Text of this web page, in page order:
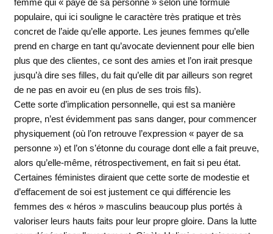
femme qui « paye de sa personne » selon une formule
populaire, qui ici souligne le caractère très pratique et très
concret de l’aide qu’elle apporte. Les jeunes femmes qu’elle
prend en charge en tant qu’avocate deviennent pour elle bien
plus que des clientes, ce sont des amies et l’on irait presque
jusqu’à dire ses filles, du fait qu’elle dit par ailleurs son regret
de ne pas en avoir eu (en plus de ses trois fils).
Cette sorte d’implication personnelle, qui est sa manière
propre, n’est évidemment pas sans danger, pour commencer
physiquement (où l’on retrouve l’expression « payer de sa
personne ») et l’on s’étonne du courage dont elle a fait preuve,
alors qu’elle-même, rétrospectivement, en fait si peu état.
Certaines féministes diraient que cette sorte de modestie et
d’effacement de soi est justement ce qui différencie les
femmes des « héros » masculins beaucoup plus portés à
valoriser leurs hauts faits pour leur propre gloire. Dans la lutte